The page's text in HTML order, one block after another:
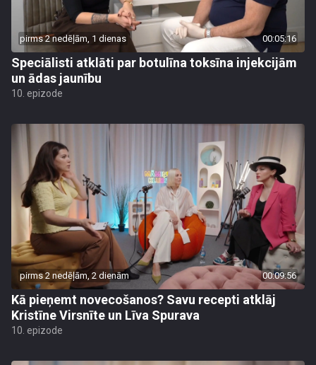
pirms 2 nedēļām, 1 dienas 00:05:16
Speciālisti atklāti par botulīna toksīna injekcijām
un ādas jaunību
10. epizode
pirms 2 nedēļām, 2 dienām 00:09:56
Kā pieņemt novecošanos? Savu recepti atklāj
Kristīne Virsnīte un Līva Spurava
10. epizode